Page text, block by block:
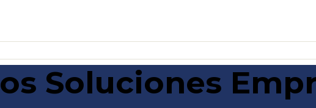
Soluciones